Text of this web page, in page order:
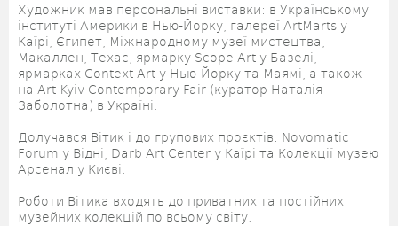
Художник мав персональні виставки: в Українському
інституті Америки в Нью-Йорку, галереї ArtMarts у
Каїрі, Єгипет, Міжнародному музеї мистецтва,
Макаллен, Техас, ярмарку Scope Art у Базелі,
ярмарках Context Art у Нью-Йорку та Маямі, а також
на Art Kyiv Contemporary Fair (куратор Наталія
Заболотна) в Україні.
Долучався Вітик і до групових проєктів: Novomatic
Forum у Відні, Darb Art Center у Каїрі та Колекції музею
Арсенал у Києві.
Роботи Вітика входять до приватних та постійних
музейних колекцій по всьому світу.